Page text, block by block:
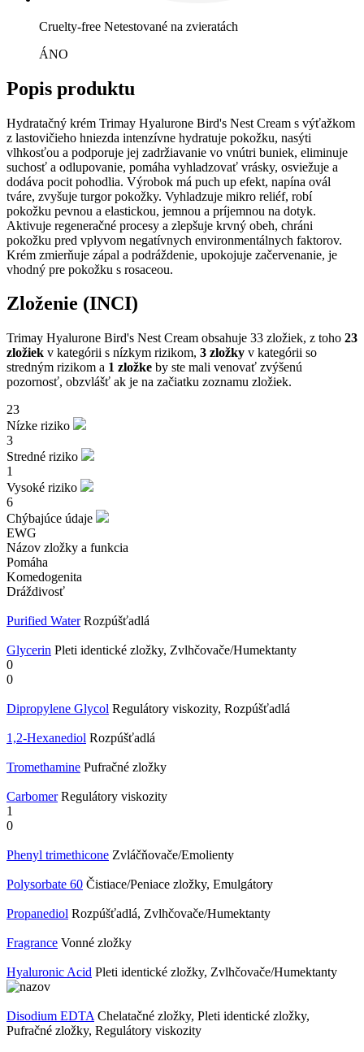
Cruelty-free Netestované na zvieratách
ÁNO
Popis produktu
Hydratačný krém Trimay Hyalurone Bird's Nest Cream s výťažkom
z lastovičieho hniezda intenzívne hydratuje pokožku, nasýti
vlhkosťou a podporuje jej zadržiavanie vo vnútri buniek, eliminuje
suchosť a odlupovanie, pomáha vyhladzovať vrásky, osviežuje a
dodáva pocit pohodlia. Výrobok má puch up efekt, napína ovál
tváre, zvyšuje turgor pokožky. Vyhladzuje mikro reliéf, robí
pokožku pevnou a elastickou, jemnou a príjemnou na dotyk.
Aktivuje regeneračné procesy a zlepšuje krvný obeh, chráni
pokožku pred vplyvom negatívnych environmentálnych faktorov.
Krém zmierňuje zápal a podráždenie, upokojuje začervenanie, je
vhodný pre pokožku s rosaceou.
Zloženie (INCI)
Trimay Hyalurone Bird's Nest Cream obsahuje 33 zložiek, z toho 23
zložiek v kategórii s nízkym rizikom, 3 zložky v kategórii so
stredným rizikom a 1 zložke by ste mali venovať zvýšenú
pozornosť, obzvlášť ak je na začiatku zoznamu zložiek.
23
Nízke riziko
3
Stredné riziko
1
Vysoké riziko
6
Chýbajúce údaje
EWG
Názov zložky a funkcia
Pomáha
Komedogenita
Dráždivosť
Purified Water Rozpúšťadlá
Glycerin Pleti identické zložky, Zvlhčovače/Humektanty
0
0
Dipropylene Glycol Regulátory viskozity, Rozpúšťadlá
1,2-Hexanediol Rozpúšťadlá
Tromethamine Pufračné zložky
Carbomer Regulátory viskozity
1
0
Phenyl trimethicone Zvláčňovače/Emolienty
Polysorbate 60 Čistiace/Peniace zložky, Emulgátory
Propanediol Rozpúšťadlá, Zvlhčovače/Humektanty
Fragrance Vonné zložky
Hyaluronic Acid Pleti identické zložky, Zvlhčovače/Humektanty
Disodium EDTA Chelatačné zložky, Pleti identické zložky,
Pufračné zložky, Regulátory viskozity